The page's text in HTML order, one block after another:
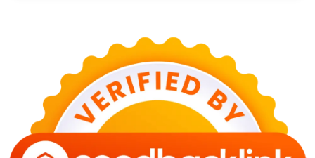
Bahaya Memakai Softlens untuk Mata yang Jarang
Diketahui
29 Juni 2026
NASIONAL
PLN Kalimantan Lakukan Manajemen Beban
Akibat Gangguan PLTGU
29 Juni 2026
KEUANGAN & INVESTASI